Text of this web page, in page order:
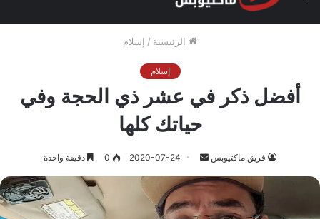
الرئيسية / إسلام
إسلام
أفضل ذكر في عشر ذي الحجة وفي
حياتك كلها
فريق ماكتيوبس
أرسل
إلكترونيا
2020-07-24
0 دقيقة واحدة